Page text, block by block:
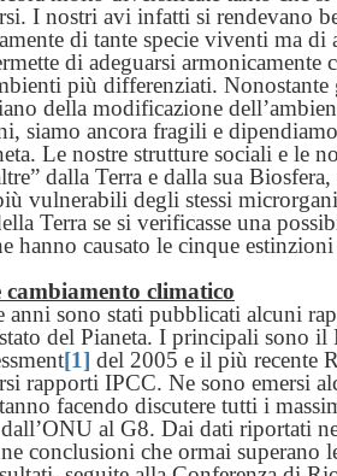
I nostri avi infatti si rendevano
di tante specie viventi ma di
di adeguarsi armonicamente
più differenziati.
della modificazione
siamo ancora fragili e
Le nostre strutture sociali e le
dalla Terra e dalla sua Biosfera,
vulnerabili degli stessi
Terra se si verificasse una
hanno causato le cinque
cambiamento climatico
sono stati pubblicati alcuni
del Pianeta. I principali sono il
[1] del 2005 e il più recente
rapporti IPCC. Ne sono emersi
facendo discutere tutti i
al G8. Dai dati riportati
conclusioni che ormai superano